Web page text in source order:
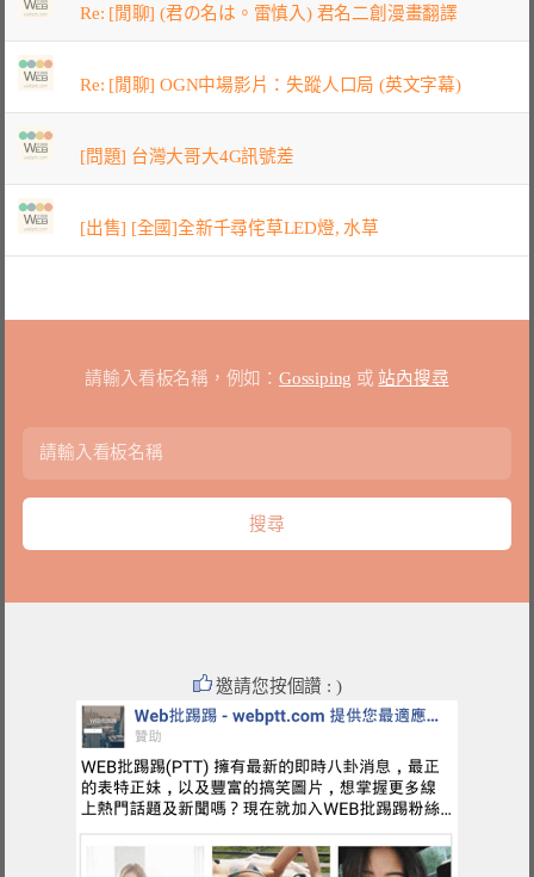
Re: [閒聊] (君の名は。雷慎入) 君名二創漫畫翻譯
Re: [閒聊] OGN中場影片：失蹤人口局 (英文字幕)
[問題] 台灣大哥大4G訊號差
[出售] [全國]全新千尋侘草LED燈, 水草
請輸入看板名稱，例如：Gossiping 或 站內搜尋
邀請您按個讚 : )